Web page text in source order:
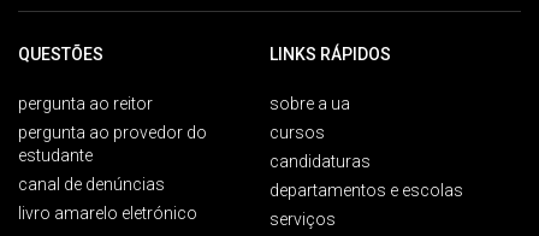
QUESTÕES
pergunta ao reitor
pergunta ao provedor do
estudante
canal de denúncias
livro amarelo eletrónico
LINKS RÁPIDOS
sobre a ua
cursos
candidaturas
departamentos e escolas
serviços